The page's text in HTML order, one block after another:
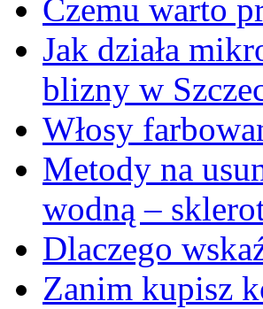
Czemu warto
Jak działa
blizny w
Włosy
Metody na
wodną –
Dlaczego
Zanim kupisz